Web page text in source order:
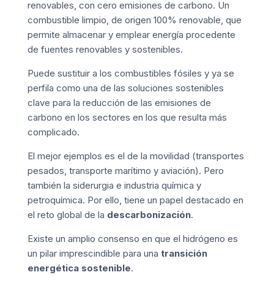
renovables, con cero emisiones de carbono. Un
combustible limpio, de origen 100% renovable, que
permite almacenar y emplear energía procedente
de fuentes renovables y sostenibles.
Puede sustituir a los combustibles fósiles y ya se
perfila como una de las soluciones sostenibles
clave para la reducción de las emisiones de
carbono en los sectores en los que resulta más
complicado.
El mejor ejemplos es el de la movilidad (transportes
pesados, transporte marítimo y aviación). Pero
también la siderurgia e industria química y
petroquímica. Por ello, tiene un papel destacado en
el reto global de la descarbonización.
Existe un amplio consenso en que el hidrógeno es
un pilar imprescindible para una transición
energética sostenible.